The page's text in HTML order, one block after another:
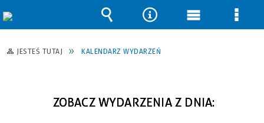
JESTEŚ TUTAJ KALENDARZ WYDARZEŃ
ZOBACZ WYDARZENIA Z DNIA:
Wyszukiwarka
Narzędzia
Menu Menu